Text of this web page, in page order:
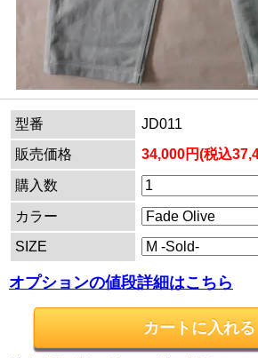
型番
JD011
販売価格
34,000円(税込
購入数
カラー
SIZE
オプションの値段詳細はこちら